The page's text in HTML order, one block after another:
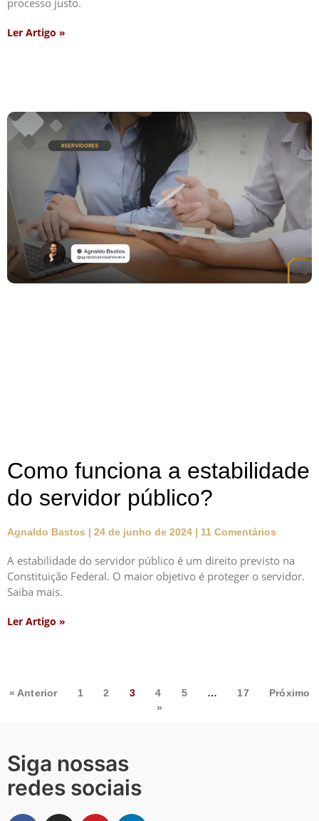
processo justo.
Ler Artigo »
Como funciona a estabilidade
do servidor público?
Agnaldo Bastos 24 de junho de 2024 11 Comentários
A estabilidade do servidor público é um direito previsto na
Constituição Federal. O maior objetivo é proteger o servidor.
Saiba mais.
Ler Artigo »
« Anterior 1 2 3 4 5 … 17
Próximo
»
Siga nossas
redes sociais